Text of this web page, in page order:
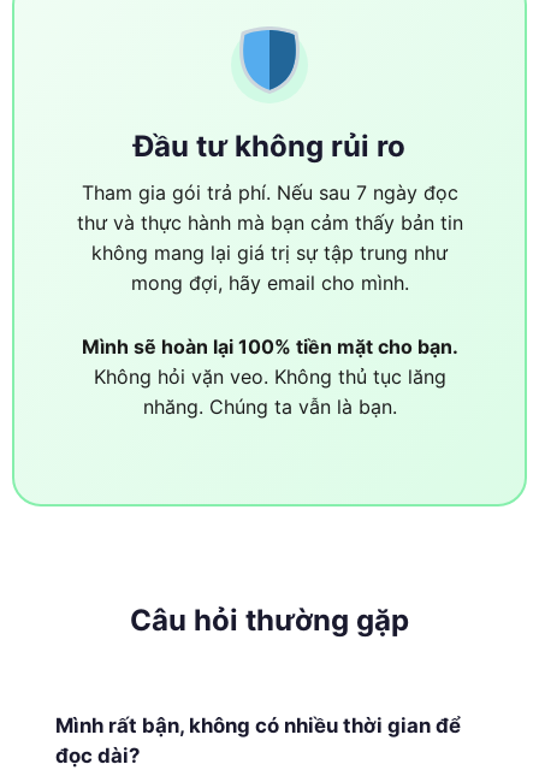
Đầu tư không rủi ro
Tham gia gói trả phí. Nếu sau 7 ngày đọc
thư và thực hành mà bạn cảm thấy bản tin
không mang lại giá trị sự tập trung như
mong đợi, hãy email cho mình.
Mình sẽ hoàn lại 100% tiền mặt cho bạn.
Không hỏi vặn veo. Không thủ tục lăng
nhăng. Chúng ta vẫn là bạn.
Câu hỏi thường gặp
Mình rất bận, không có nhiều thời gian để
đọc dài?